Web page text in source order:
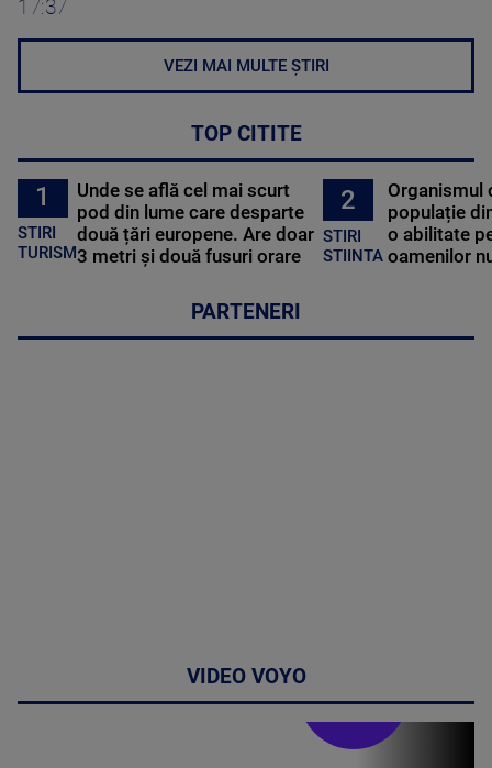
17:37
VEZI MAI MULTE ȘTIRI
TOP CITITE
1
STIRI
TURISM
Unde se află cel mai scurt
pod din lume care desparte
două țări europene. Are doar
3 metri și două fusuri orare
2
STIRI
STIINTA
Organismul
populație
o abilitate
oamenilor
PARTENERI
VIDEO VOYO